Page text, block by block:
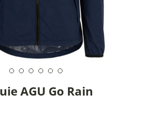
AGU Go Rain